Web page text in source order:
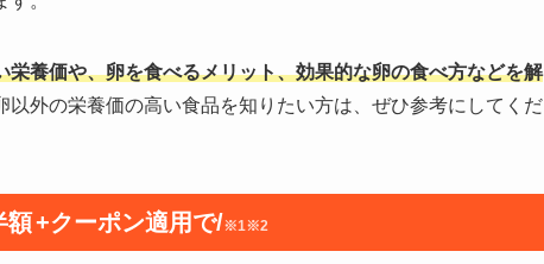
養価や、卵を食べるメリット、効果的な卵の食べ方などを解
外の栄養価の高い食品を知りたい方は、ぜひ参考にしてくだ
額+クーポン適用で/※1※2